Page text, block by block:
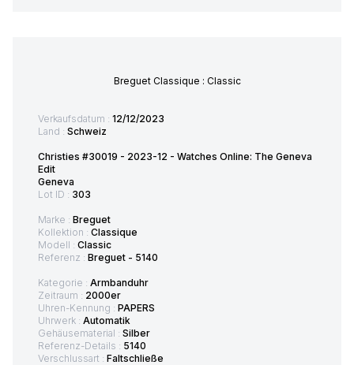
Breguet Classique : Classic
Verkaufsdatum : 12/12/2023
Land : Schweiz
Christies #30019 - 2023-12 - Watches Online: The Geneva
Edit
Geneva
Lot ID : 303
Marke : Breguet
Kollektion : Classique
Modell : Classic
Referenz : Breguet - 5140
Kategorie : Armbanduhr
Zeitraum : 2000er
Uhren-Kennung : PAPERS
Uhrwerk : Automatik
Gehäusematerial : Silber
Referenz-Details : 5140
Verschlussart : Faltschließe